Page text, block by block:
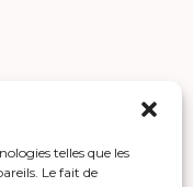
telles que les
Le fait de